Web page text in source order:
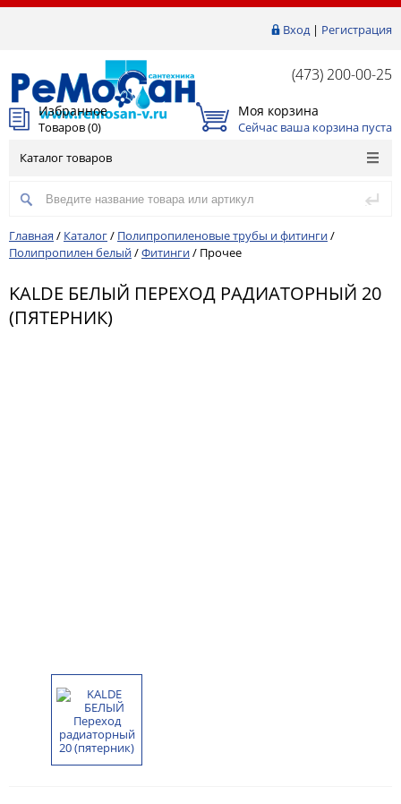
Вход| Регистрация
(473) 200-00-25
Избранное
Товаров (0)
Моя корзина
Сейчас ваша корзина пуста
Каталог товаров
Главная / Каталог/ Полипропиленовые трубы и фитинги/
Полипропилен белый/Фитинги/ Прочее
KALDE БЕЛЫЙ ПЕРЕХОД РАДИАТОРНЫЙ 20
(ПЯТЕРНИК)